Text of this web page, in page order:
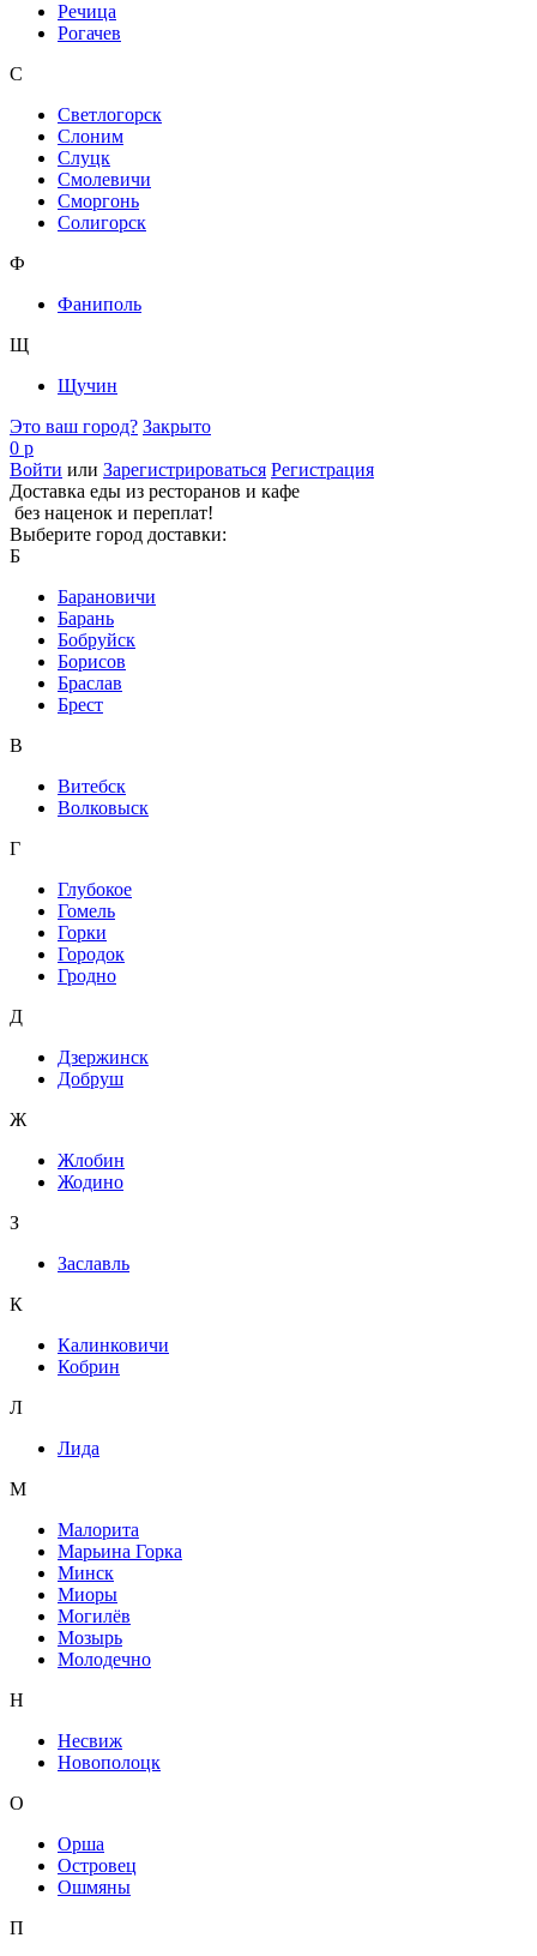
Речица
Рогачев
С
Светлогорск
Слоним
Слуцк
Смолевичи
Сморгонь
Солигорск
Ф
Фаниполь
Щ
Щучин
Это ваш город? Закрыто
0 р
Войти или Зарегистрироваться Регистрация
Доставка еды из ресторанов и кафе
без наценок и переплат!
Выберите город доставки:
Б
Барановичи
Барань
Бобруйск
Борисов
Браслав
Брест
В
Витебск
Волковыск
Г
Глубокое
Гомель
Горки
Городок
Гродно
Д
Дзержинск
Добруш
Ж
Жлобин
Жодино
З
Заславль
К
Калинковичи
Кобрин
Л
Лида
М
Малорита
Марьина Горка
Минск
Миоры
Могилёв
Мозырь
Молодечно
Н
Несвиж
Новополоцк
О
Орша
Островец
Ошмяны
П